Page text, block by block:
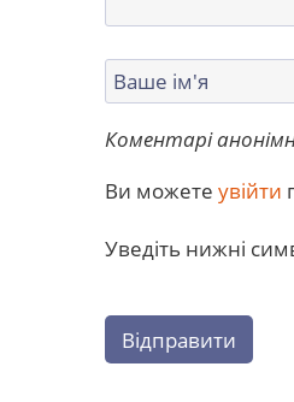
Коментарі
Ви можете увійти
Уведіть нижні
Відправити